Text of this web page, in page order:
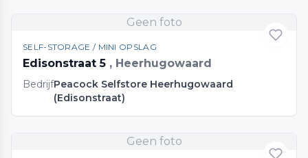
Geen foto
SELF-STORAGE / MINI OPSLAG
Edisonstraat 5 , Heerhugowaard
BedrijfPeacock Selfstore Heerhugowaard
(Edisonstraat)
Geen foto